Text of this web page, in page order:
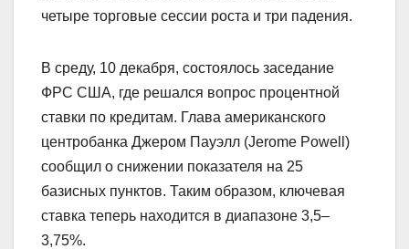
четыре торговые сессии роста и три падения.
В среду, 10 декабря, состоялось заседание
ФРС США, где решался вопрос процентной
ставки по кредитам. Глава американского
центробанка Джером Пауэлл (Jerome Powell)
сообщил о снижении показателя на 25
базисных пунктов. Таким образом, ключевая
ставка теперь находится в диапазоне 3,5–
3,75%.